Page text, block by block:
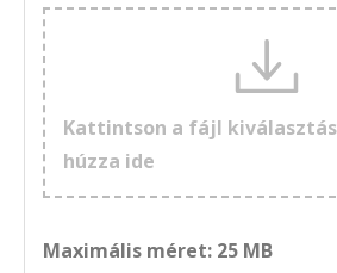
Kattintson a fájl
húzza ide
Maximális méret: 25 MB